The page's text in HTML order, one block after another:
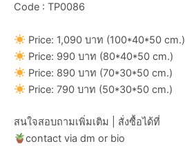
Code : TP0086
Price: 1,090 บาท (100*40*50 cm.)
Price: 990 บาท (80*40*50 cm.)
Price: 890 บาท (70*30*50 cm.)
Price: 790 บาท (50*30*50 cm.)
สนใจสอบถามเพิ่มเติม | สั่งซื้อได้ที่
contact via dm or bio